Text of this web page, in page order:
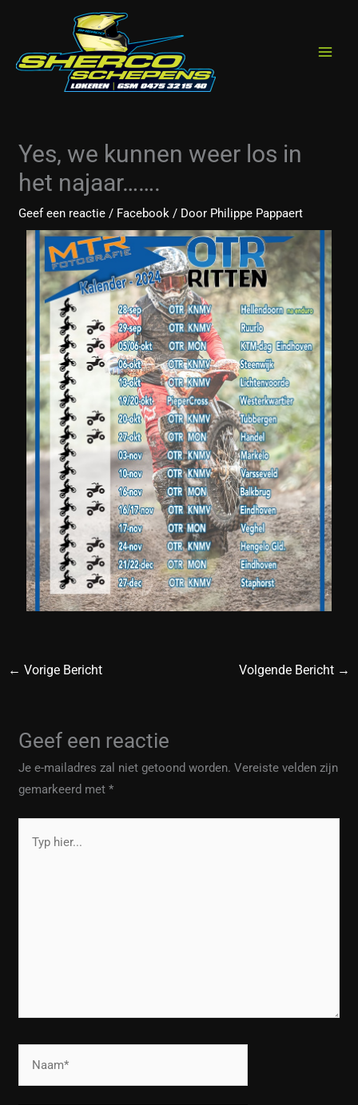
inhoud
Yes, we kunnen weer los in
het najaar…….
Geef een reactie / Facebook / Door Philippe Pappaert
← Vorige Bericht Volgende Bericht →
Geef een reactie
Je e-mailadres zal niet getoond worden. Vereiste velden zijn
gemarkeerd met*
hier...